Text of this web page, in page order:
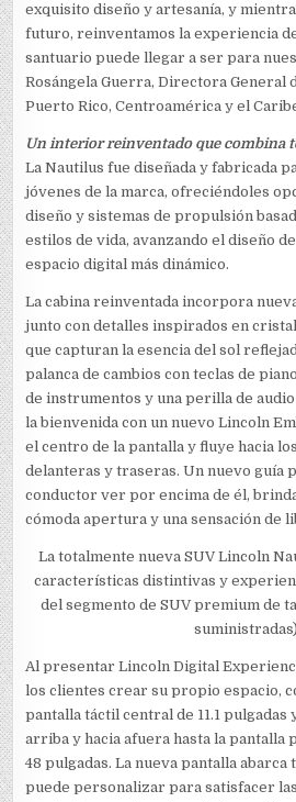
exquisito diseño y artesanía, y
futuro, reinventamos la experiencia
santuario puede llegar a ser para
Rosángela Guerra, Directora General
Puerto Rico, Centroamérica y el
Un interior reinventado que combina
La Nautilus fue diseñada y fabricada
jóvenes de la marca, ofreciéndoles
diseño y sistemas de propulsión
estilos de vida, avanzando el diseño
espacio digital más dinámico.
La cabina reinventada incorpora
junto con detalles inspirados en
que capturan la esencia del sol
palanca de cambios con teclas de
de instrumentos y una perilla de
la bienvenida con un nuevo Lincoln
el centro de la pantalla y fluye hacia
delanteras y traseras. Un nuevo guía
conductor ver por encima de él,
cómoda apertura y una sensación de
La totalmente nueva SUV Lincoln
características distintivas y
del segmento de SUV premium de
suministradas)
Al presentar Lincoln Digital
los clientes crear su propio espacio,
pantalla táctil central de 11.1 pulgadas
arriba y hacia afuera hasta la pantalla
48 pulgadas. La nueva pantalla abarca
puede personalizar para satisfacer